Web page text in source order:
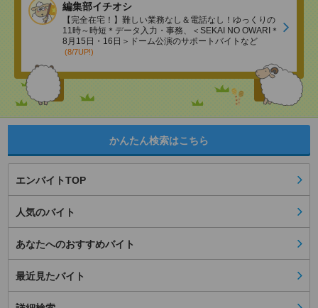
編集部イチオシ
【完全在宅！】難しい業務なし＆電話なし！ゆっくりの
11時～時短＊データ入力・事務、＜SEKAI NO OWARI＊
8月15日・16日＞ドーム公演のサポートバイトなど
(8/7UP!)
かんたん検索はこちら
エンバイトTOP
人気のバイト
あなたへのおすすめバイト
最近見たバイト